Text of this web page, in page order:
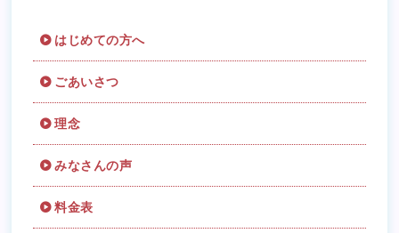
はじめての方へ
ごあいさつ
理念
みなさんの声
料金表